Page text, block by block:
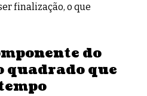
finalização, o que
do
quadrado que